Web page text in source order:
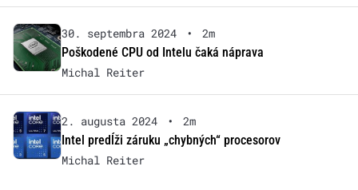
30. septembra 2024 •
2m
Poškodené CPU od Intelu čaká náprava
Michal Reiter
2. augusta 2024 •
2m
Intel predĺži záruku „chybných“ procesorov
Michal Reiter